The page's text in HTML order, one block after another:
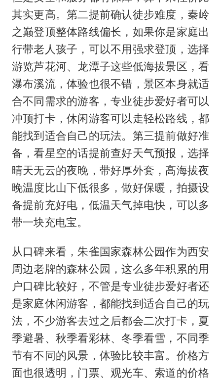
其实更高。第二提前确认徒步难度，秦岭
之巅登顶整体路线偏长，如果你是家庭出
行带老人孩子，可以不用强求登顶，选择
游览芦花河、龙潭子这些低海拔景区，看
瀑布溪流，体验也很不错，景区本身就适
合不同需求的游客，专业徒步爱好者可以
冲顶打卡，休闲游客可以走轻松路线，都
能找到适合自己的玩法。第三提前做好准
备，看星空的话提前查好天气预报，选择
晴天无云的夜晚，带好厚外套，高海拔夜
晚温度比山下低很多，做好保暖，拍摄设
备提前充好电，低温天气掉电快，可以多
带一块充电宝。
从口碑来看，朱雀国家森林公园作为西安
周边老牌的森林公园，这么多年积累的用
户口碑比较好，不管是专业徒步爱好者还
是家庭休闲游客，都能找到适合自己的玩
法，不少游客去过之后都会二次打卡，夏
季避暑、秋季看彩林、冬季看雪，不同季
节有不同的风景，体验比较丰富。价格方
面也很透明，门票、观光车、索道的价格